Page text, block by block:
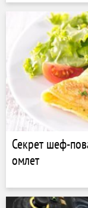
Секрет шеф-
омлет